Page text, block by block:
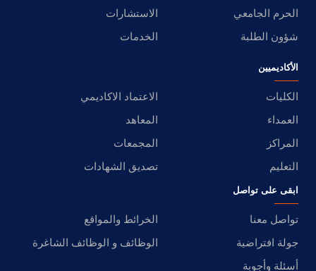
الحرم الجامعي
الاستشارات
شؤون الطلبة
الخدمات
الأكاديميين
الكليات
الاعتماد الاكاديمي
العمداء
المعاهد
المراكز
المجمعات
التعليم
تصديق الشهادات
ابقى على تواصل
تواصل معنا
الخرائط والمواقع
جولة افتراضية
الوظائف و الوظائف الشاغرة
أسئلة وأجوبة